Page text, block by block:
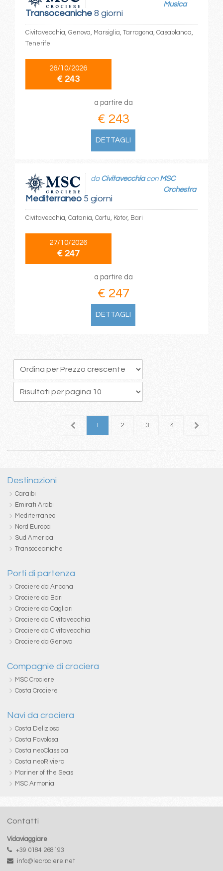
Transoceaniche8 giorni
Musica
Civitavecchia, Genova, Marsiglia, Tarragona, Casablanca,
Tenerife
26/10/2026
€ 243
a partire da
€ 243
DETTAGLI
Mediterraneo5 giorni
da Civitavecchiacon MSC
Orchestra
Civitavecchia, Catania, Corfu, Kotor, Bari
27/10/2026
€ 247
a partire da
€ 247
DETTAGLI
1 2 3 4 5
Destinazioni
Caraibi
Emirati Arabi
Mediterraneo
Nord Europa
Sud America
Transoceaniche
Porti di partenza
Crociere da Ancona
Crociere da Bari
Crociere da Cagliari
Crociere da Civitavecchia
Crociere da Civitavecchia
Crociere da Genova
Compagnie di crociera
MSC Crociere
Costa Crociere
Navi da crociera
Costa Deliziosa
Costa Favolosa
Costa neoClassica
Costa neoRiviera
Mariner of the Seas
MSC Armonia
Contatti
Vidaviaggiare
+39 0184 268193
info@lecrociere.net